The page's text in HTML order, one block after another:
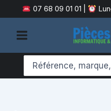
au
contenu
07 68 09 01 01
Search
for: